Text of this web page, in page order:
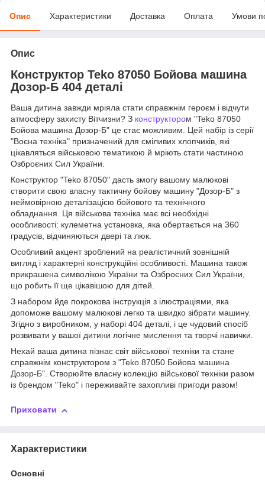
Опис Характеристики Доставка Оплата Умови
Опис
Конструктор Teko 87050 Бойова машина
Дозор-Б 404 деталі
Ваша дитина завжди мріяла стати справжнім героєм і відчути
атмосферу захисту Вітчизни? З конструктором "Teko 87050
Бойова машина Дозор-Б" це стає можливим. Цей набір із серії
"Воєна техніка" призначений для сміливих хлопчиків, які
цікавляться військовою тематикою й мріють стати частиною
Озброєних Сил України.
Конструктор "Teko 87050" дасть змогу вашому малюкові
створити свою власну тактичну бойову машину "Дозор-Б" з
неймовірною деталізацією бойового та технічного
обладнання. Ця військова техніка має всі необхідні
особливості: кулеметна установка, яка обертається на 360
градусів, відчиняються двері та люк.
Особливий акцент зроблений на реалістичний зовнішній
вигляд і характерні конструкційні особливості. Машина також
прикрашена символікою України та Озброєних Сил України,
що робить її ще цікавішою для дітей.
З набором йде покрокова інструкція з ілюстраціями, яка
допоможе вашому малюкові легко та швидко зібрати машину.
Згідно з виробником, у наборі 404 деталі, і це чудовий спосіб
розвивати у вашої дитини логічне мислення та творчі навички.
Нехай ваша дитина пізнає світ військової техніки та стане
справжнім конструктором з "Teko 87050 Бойова машина
Дозор-Б". Створюйте власну колекцію військової техніки разом
із брендом "Teko" і переживайте захопливі пригоди разом!
Приховати
Характеристики
Основні